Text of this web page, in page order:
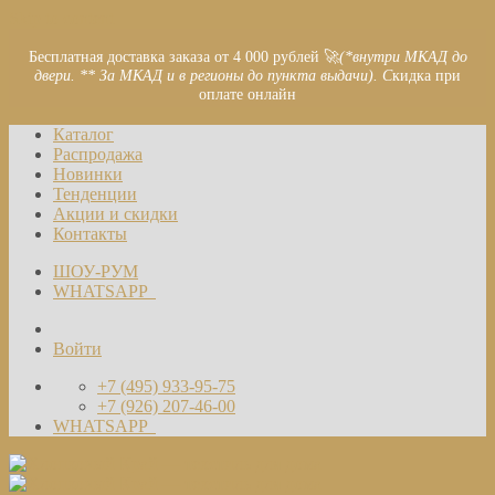
Бесплатная доставка заказа от 4 000 рублей 🚀(*внутри МКАД до
двери. ** За МКАД и в регионы до пункта выдачи). Скидка при
оплате онлайн
Каталог
Распродажа
Новинки
Тенденции
Акции и скидки
Контакты
ШОУ-РУМ
WHATSAPP
Войти
+7 (495) 933-95-75
+7 (926) 207-46-00
WHATSAPP